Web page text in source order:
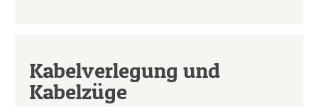
Kabelverlegung und
Kabelzüge